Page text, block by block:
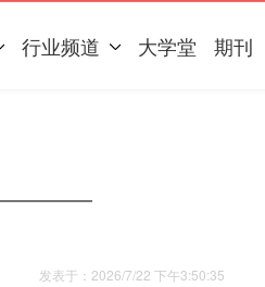
行业频道 大学堂 期刊
发表于：2026/7/22 下午3:50:35